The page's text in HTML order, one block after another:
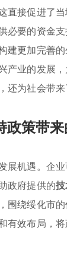
直接促进了
必要的资金
建更加完善
产业的发展
还为社会带
政策带
展机遇。企
政府提供的
围绕绥化市的
有效布局，